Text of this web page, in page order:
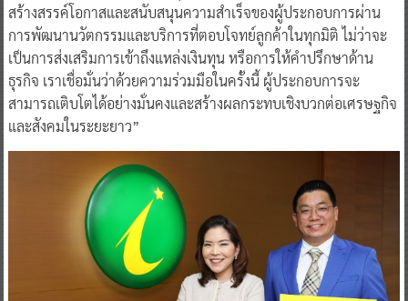
สร้างสรรค์โอกาสและสนับสนุนความสำเร็จของผู้ประกอบการผ่าน
การพัฒนานวัตกรรมและบริการที่ตอบโจทย์ลูกค้าในทุกมิติ ไม่ว่าจะ
เป็นการส่งเสริมการเข้าถึงแหล่งเงินทุน หรือการให้คำปรึกษาด้าน
ธุรกิจ เราเชื่อมั่นว่าด้วยความร่วมมือในครั้งนี้ ผู้ประกอบการจะ
สามารถเติบโตได้อย่างมั่นคงและสร้างผลกระทบเชิงบวกต่อเศรษฐกิจ
และสังคมในระยะยาว”